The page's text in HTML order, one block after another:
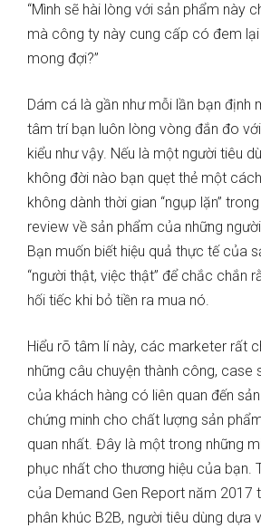
“Mình sẽ hài lòng với sản phẩm này
mà công ty này cung cấp có đem
mong đợi?”
Dám cá là gần như mỗi lần bạn định
tâm trí bạn luôn lòng vòng đắn đo
kiểu như vậy. Nếu là một người tiêu
không đời nào bạn quẹt thẻ một
không dành thời gian “ngụp lặn”
review về sản phẩm của những
Bạn muốn biết hiệu quả thực tế của
“người thật, việc thật” để chắc chắn
hối tiếc khi bỏ tiền ra mua nó.
Hiểu rõ tâm lí này, các marketer rất
những câu chuyện thành công, case
của khách hàng có liên quan đến
chứng minh cho chất lượng sản
quan nhất. Đây là một trong những
phục nhất cho thương hiệu của bạn.
của Demand Gen Report năm 2017
phân khúc B2B, người tiêu dùng dựa